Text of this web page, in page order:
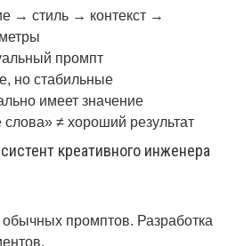
→ стиль → контекст →
промпт
но стабильные
имеет значение
≠ хороший результат
креативного инженера
промптов. Разработка